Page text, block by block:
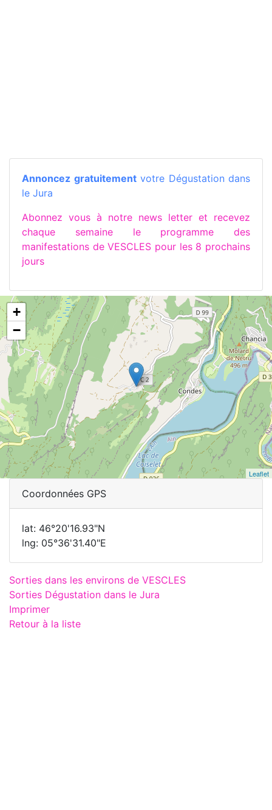
Annoncez gratuitementvotre Dégustation dans
le Jura
Abonnez vous à notre news letter et recevez
chaque semaine le programme des
manifestations de VESCLES pour les 8 prochains
jours
+
−
Leaflet
Coordonnées GPS
lat: 46°20'16.93"N
lng: 05°36'31.40"E
Sorties dans les environs de VESCLES
Sorties Dégustation dans le Jura
Imprimer
Retour à la liste